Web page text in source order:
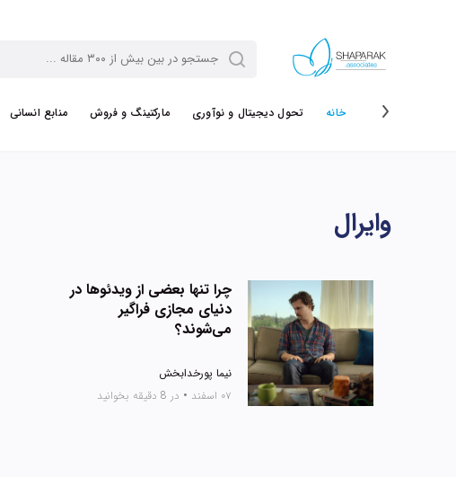
خانه تحول دیجیتال و نوآوری مارکتینگ و فروش منابع انسانی
وایرال
چرا تنها بعضی از ویدئوها در
دنیای مجازی فراگیر
می‌شوند؟
نیما پورخدابخش
۰۷ اسفند
• در 8 دقیقه بخوانید